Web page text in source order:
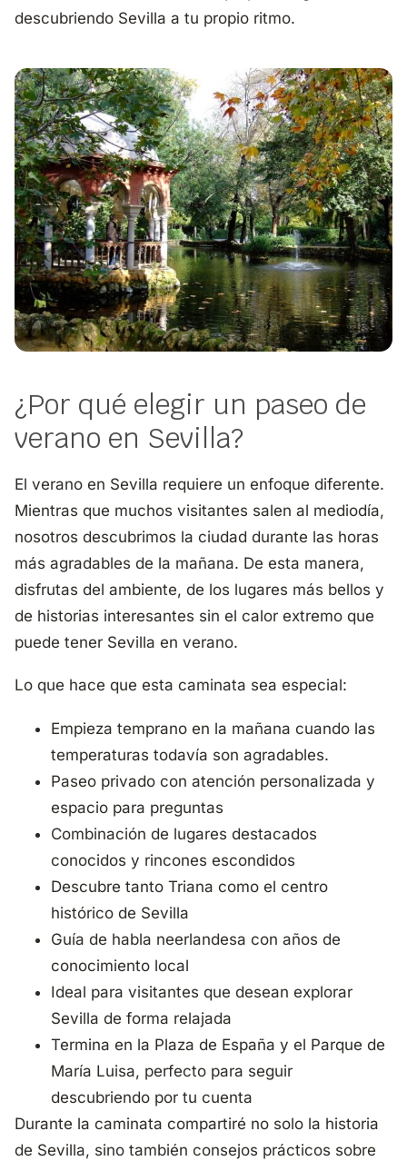
descubriendo Sevilla a tu propio ritmo.
¿Por qué elegir un paseo de
verano en Sevilla?
El verano en Sevilla requiere un enfoque diferente.
Mientras que muchos visitantes salen al mediodía,
nosotros descubrimos la ciudad durante las horas
más agradables de la mañana. De esta manera,
disfrutas del ambiente, de los lugares más bellos y
de historias interesantes sin el calor extremo que
puede tener Sevilla en verano.
Lo que hace que esta caminata sea especial:
Empieza temprano en la mañana cuando las
temperaturas todavía son agradables.
Paseo privado con atención personalizada y
espacio para preguntas
Combinación de lugares destacados
conocidos y rincones escondidos
Descubre tanto Triana como el centro
histórico de Sevilla
Guía de habla neerlandesa con años de
conocimiento local
Ideal para visitantes que desean explorar
Sevilla de forma relajada
Termina en la Plaza de España y el Parque de
María Luisa, perfecto para seguir
descubriendo por tu cuenta
Durante la caminata compartiré no solo la historia
de Sevilla, sino también consejos prácticos sobre